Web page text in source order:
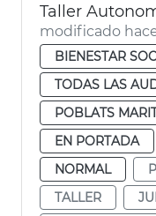
Taller
modificado
BIENESTAR
TODAS LAS
POBLATS
EN PORTADA
NORMAL
TALLER